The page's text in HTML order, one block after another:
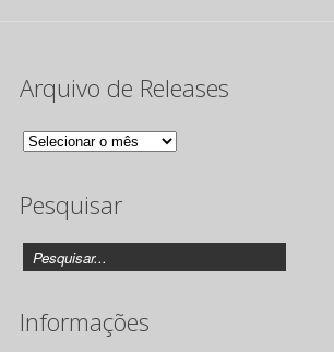
Arquivo de Releases
Arquivo
Releases
Pesquisar
Informações